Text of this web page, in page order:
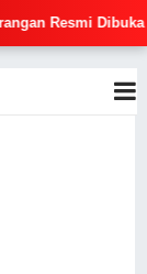
Dibuka